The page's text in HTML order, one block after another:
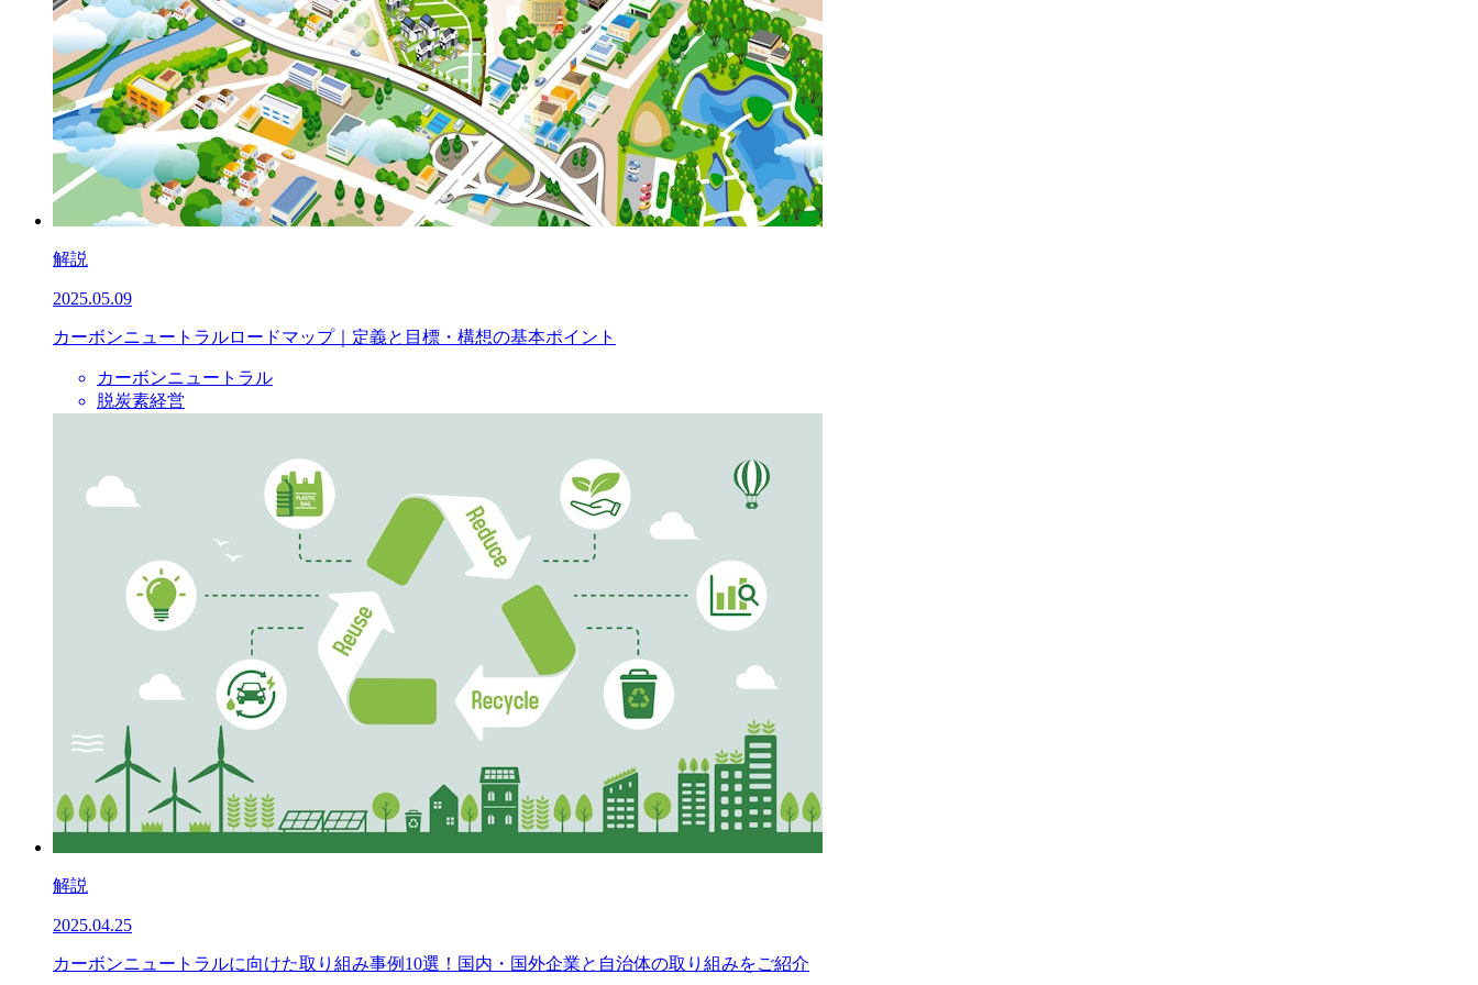
解説
2025.05.09
カーボンニュートラルロードマップ｜定義と目標・構想の基本ポイント
カーボンニュートラル
脱炭素経営
解説
2025.04.25
カーボンニュートラルに向けた取り組み事例10選！国内・国外企業と自治体の取り組みをご紹介